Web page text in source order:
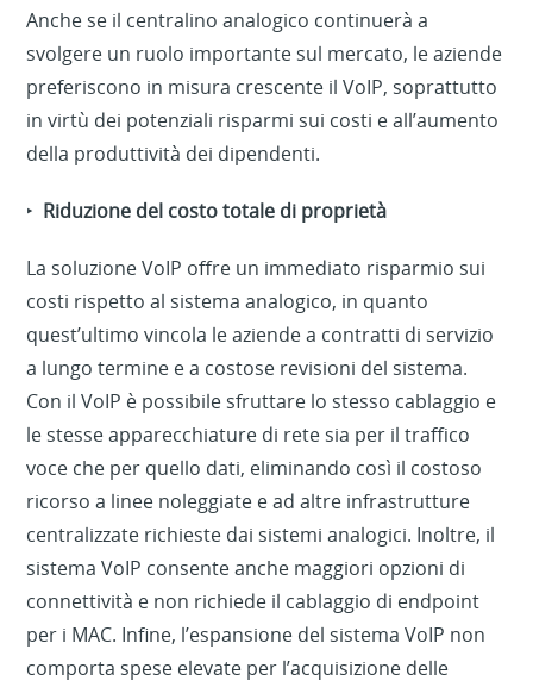
Anche se il centralino analogico continuerà a
svolgere un ruolo importante sul mercato, le aziende
preferiscono in misura crescente il VoIP, soprattutto
in virtù dei potenziali risparmi sui costi e all’aumento
della produttività dei dipendenti.
‣ Riduzione del costo totale di proprietà
La soluzione VoIP offre un immediato risparmio sui
costi rispetto al sistema analogico, in quanto
quest’ultimo vincola le aziende a contratti di servizio
a lungo termine e a costose revisioni del sistema.
Con il VoIP è possibile sfruttare lo stesso cablaggio e
le stesse apparecchiature di rete sia per il traffico
voce che per quello dati, eliminando così il costoso
ricorso a linee noleggiate e ad altre infrastrutture
centralizzate richieste dai sistemi analogici. Inoltre, il
sistema VoIP consente anche maggiori opzioni di
connettività e non richiede il cablaggio di endpoint
per i MAC. Infine, l’espansione del sistema VoIP non
comporta spese elevate per l’acquisizione delle